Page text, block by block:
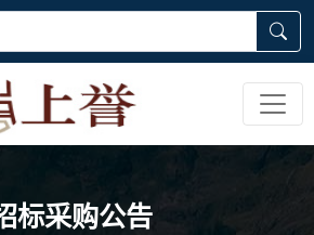
标采购公告